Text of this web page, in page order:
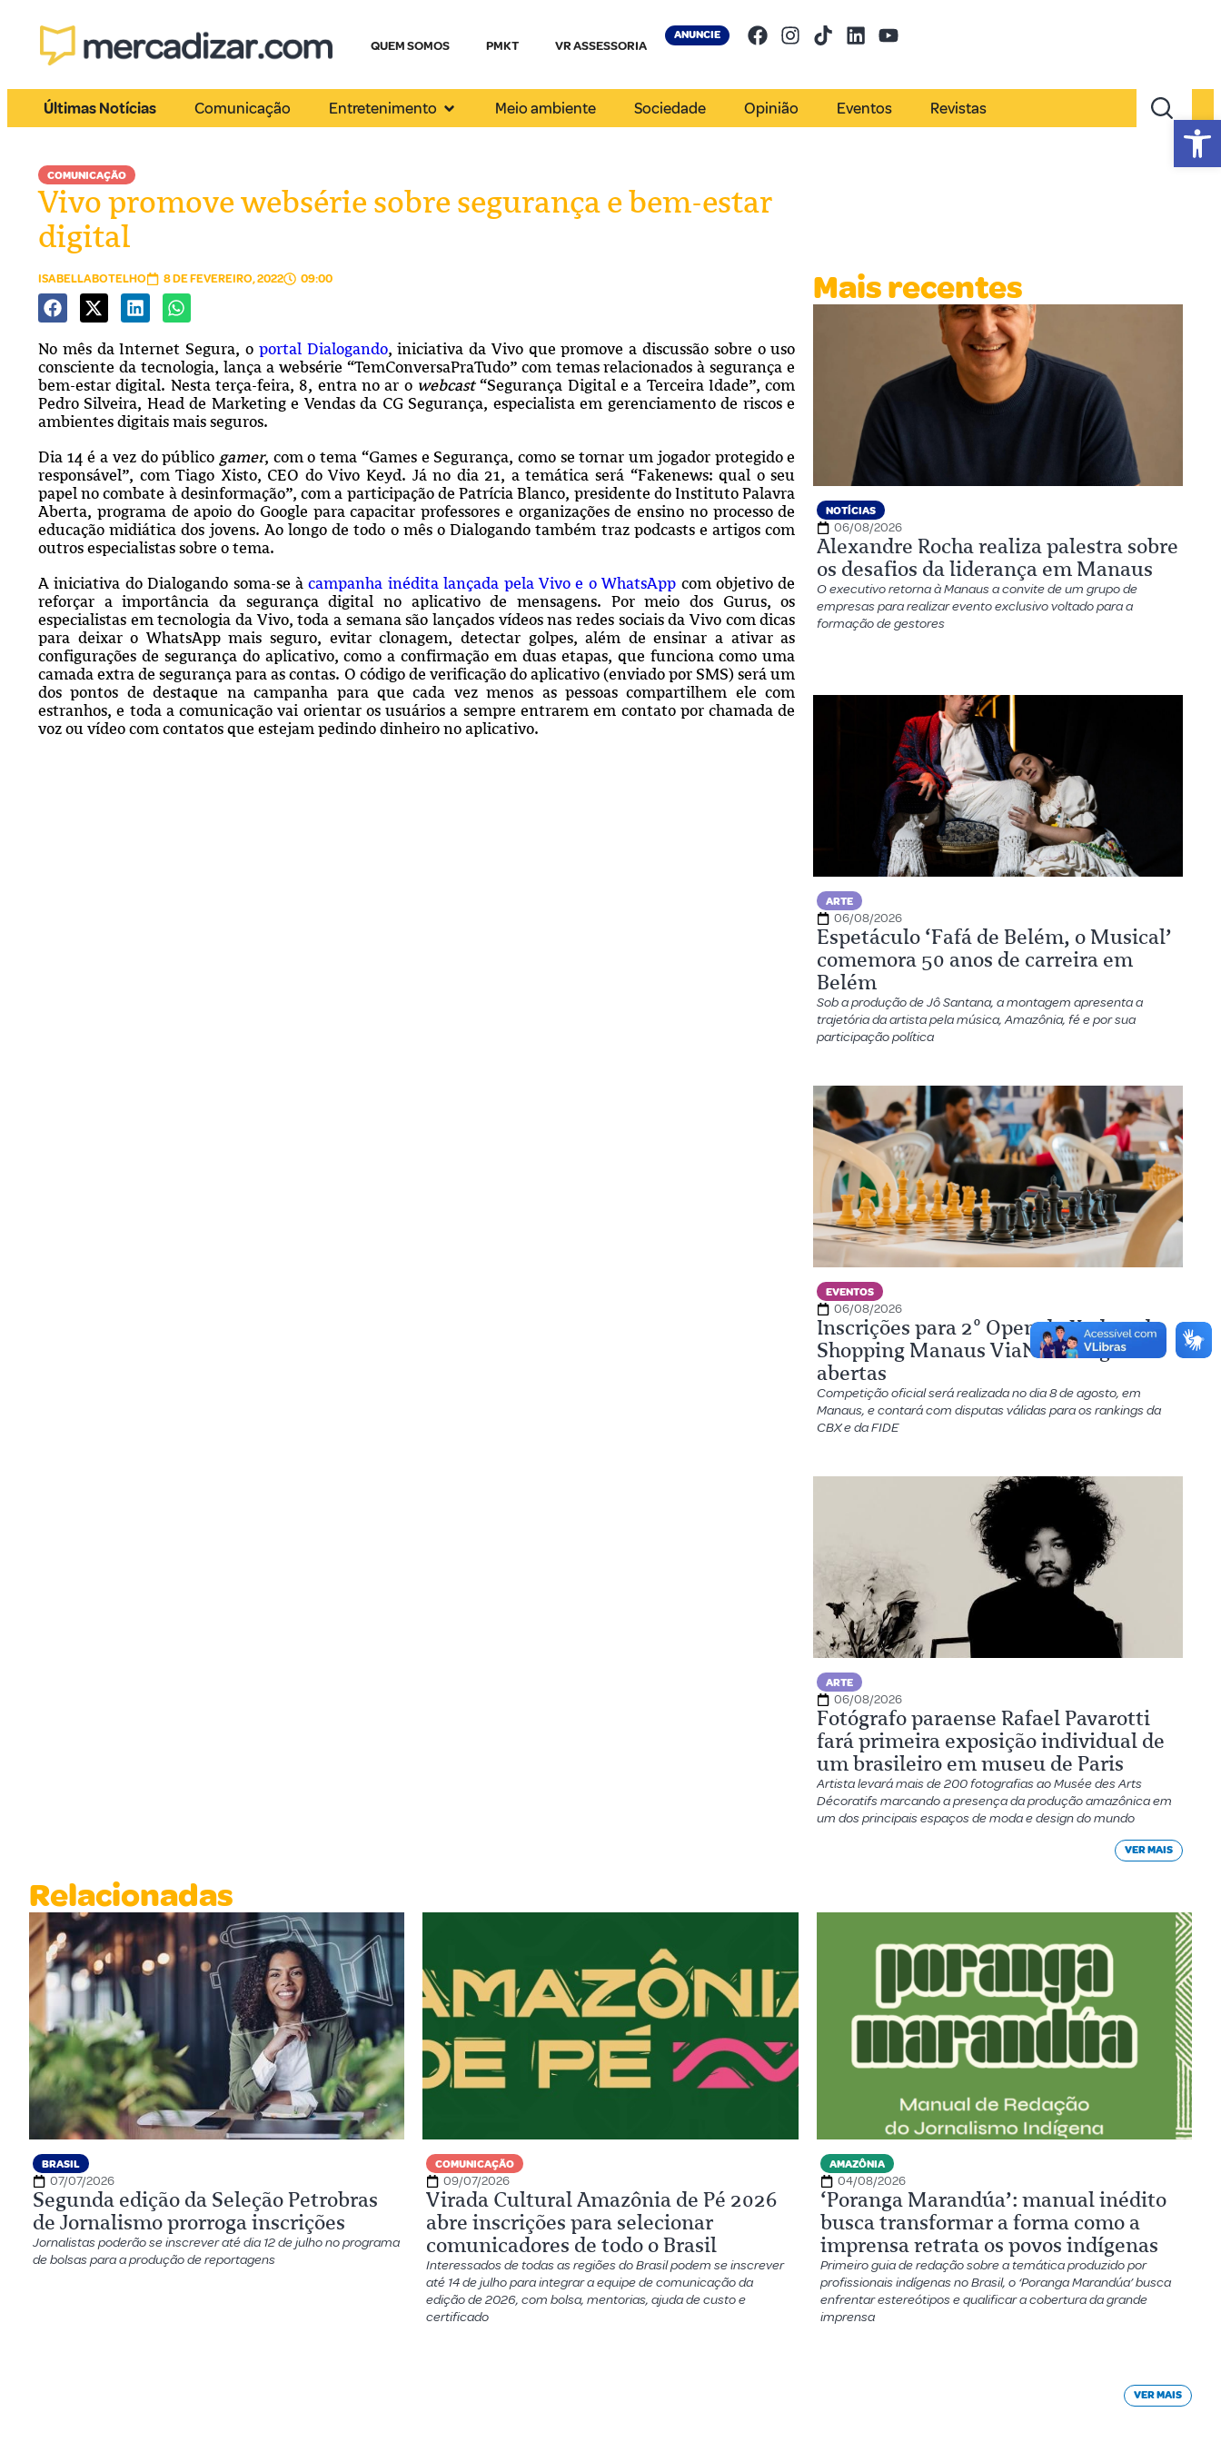
QUEM SOMOS PMKT VR ASSESSORIA
ANUNCIE
Últimas Notícias Comunicação Entretenimento Meio ambiente Sociedade Opinião Eventos Revistas
COMUNICAÇÃO
Vivo promove websérie sobre segurança e bem-estar
digital
ISABELLABOTELHO 8 DE FEVEREIRO, 2022 09:00
No mês da Internet Segura, o portal Dialogando, iniciativa da Vivo que promove a discussão sobre o uso
consciente da tecnologia, lança a websérie “TemConversaPraTudo” com temas relacionados à segurança e
bem-estar digital. Nesta terça-feira, 8, entra no ar o webcast“Segurança Digital e a Terceira Idade”, com
Pedro Silveira, Head de Marketing e Vendas da CG Segurança, especialista em gerenciamento de riscos e
ambientes digitais mais seguros.
Dia 14 é a vez do público gamer, com o tema “Games e Segurança, como se tornar um jogador protegido e
responsável”, com Tiago Xisto, CEO do Vivo Keyd. Já no dia 21, a temática será “Fakenews: qual o seu
papel no combate à desinformação”, com a participação de Patrícia Blanco, presidente do Instituto Palavra
Aberta, programa de apoio do Google para capacitar professores e organizações de ensino no processo de
educação midiática dos jovens. Ao longo de todo o mês o Dialogando também traz podcasts e artigos com
outros especialistas sobre o tema.
A iniciativa do Dialogando soma-se àcampanha inédita lançada pela Vivo e o WhatsApp com objetivo de
reforçar a importância da segurança digital no aplicativo de mensagens. Por meio dos Gurus, os
especialistas em tecnologia da Vivo, toda a semana são lançados vídeos nas redes sociais da Vivo com dicas
para deixar o WhatsApp mais seguro, evitar clonagem, detectar golpes, além de ensinar a ativar as
configurações de segurança do aplicativo, como a confirmação em duas etapas, que funciona como uma
camada extra de segurança para as contas. O código de verificação do aplicativo (enviado por SMS) será um
dos pontos de destaque na campanha para que cada vez menos as pessoas compartilhem ele com
estranhos, e toda a comunicação vai orientar os usuários a sempre entrarem em contato por chamada de
voz ou vídeo com contatos que estejam pedindo dinheiro no aplicativo.
Mais recentes
NOTÍCIAS
06/08/2026
Alexandre Rocha realiza palestra sobre
os desafios da liderança em Manaus
O executivo retorna à Manaus a convite de um grupo de
empresas para realizar evento exclusivo voltado para a
formação de gestores
ARTE
06/08/2026
Espetáculo ‘Fafá de Belém, o Musical’
comemora 50 anos de carreira em
Belém
Sob a produção de Jô Santana, a montagem apresenta a
trajetória da artista pela música, Amazônia, fé e por sua
participação política
EVENTOS
06/08/2026
Inscrições para 2º Open de Xadrez do
Shopping Manaus ViaNorte seguem
abertas
Competição oficial será realizada no dia 8 de agosto, em
Manaus, e contará com disputas válidas para os rankings da
CBX e da FIDE
ARTE
06/08/2026
Fotógrafo paraense Rafael Pavarotti
fará primeira exposição individual de
um brasileiro em museu de Paris
Artista levará mais de 200 fotografias ao Musée des Arts
Décoratifs marcando a presença da produção amazônica em
um dos principais espaços de moda e design do mundo
VER MAIS
Relacionadas
BRASIL
07/07/2026
Segunda edição da Seleção Petrobras
de Jornalismo prorroga inscrições
Jornalistas poderão se inscrever até dia 12 de julho no programa
de bolsas para a produção de reportagens
COMUNICAÇÃO
09/07/2026
Virada Cultural Amazônia de Pé 2026
abre inscrições para selecionar
comunicadores de todo o Brasil
Interessados de todas as regiões do Brasil podem se inscrever
até 14 de julho para integrar a equipe de comunicação da
edição de 2026, com bolsa, mentorias, ajuda de custo e
certificado
AMAZÔNIA
04/08/2026
‘Poranga Marandúa’: manual inédito
busca transformar a forma como a
imprensa retrata os povos indígenas
Primeiro guia de redação sobre a temática produzido por
profissionais indígenas no Brasil, o ‘Poranga Marandúa’ busca
enfrentar estereótipos e qualificar a cobertura da grande
imprensa
VER MAIS